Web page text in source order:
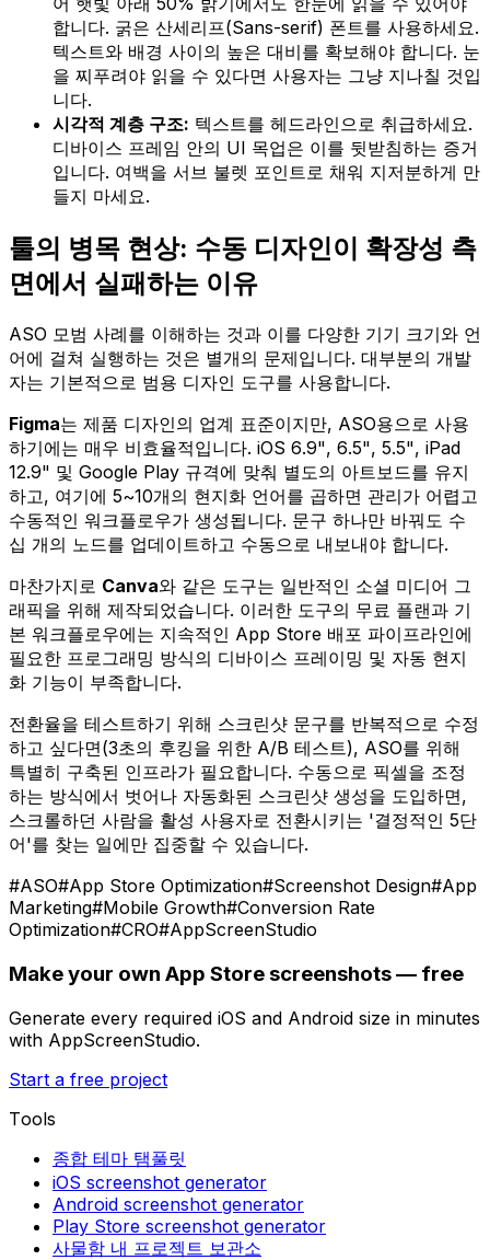
합니다. 굵은 산세리프(Sans-serif) 폰트를 사용하세요.
텍스트와 배경 사이의 높은 대비를 확보해야 합니다. 눈
을 찌푸려야 읽을 수 있다면 사용자는 그냥 지나칠 것입
니다.
시각적 계층 구조: 텍스트를 헤드라인으로 취급하세요.
디바이스 프레임 안의 UI 목업은 이를 뒷받침하는 증거
입니다. 여백을 서브 불렛 포인트로 채워 지저분하게 만
들지 마세요.
툴의 병목 현상: 수동 디자인이 확장성 측
면에서 실패하는 이유
ASO 모범 사례를 이해하는 것과 이를 다양한 기기 크기와 언
어에 걸쳐 실행하는 것은 별개의 문제입니다. 대부분의 개발
자는 기본적으로 범용 디자인 도구를 사용합니다.
Figma는 제품 디자인의 업계 표준이지만, ASO용으로 사용
하기에는 매우 비효율적입니다. iOS 6.9", 6.5", 5.5", iPad
12.9" 및 Google Play 규격에 맞춰 별도의 아트보드를 유지
하고, 여기에 5~10개의 현지화 언어를 곱하면 관리가 어렵고
수동적인 워크플로우가 생성됩니다. 문구 하나만 바꿔도 수
십 개의 노드를 업데이트하고 수동으로 내보내야 합니다.
마찬가지로 Canva와 같은 도구는 일반적인 소셜 미디어 그
래픽을 위해 제작되었습니다. 이러한 도구의 무료 플랜과 기
본 워크플로우에는 지속적인 App Store 배포 파이프라인에
필요한 프로그래밍 방식의 디바이스 프레이밍 및 자동 현지
화 기능이 부족합니다.
전환율을 테스트하기 위해 스크린샷 문구를 반복적으로 수정
하고 싶다면(3초의 후킹을 위한 A/B 테스트), ASO를 위해
특별히 구축된 인프라가 필요합니다. 수동으로 픽셀을 조정
하는 방식에서 벗어나 자동화된 스크린샷 생성을 도입하면,
스크롤하던 사람을 활성 사용자로 전환시키는 '결정적인 5단
어'를 찾는 일에만 집중할 수 있습니다.
#ASO#App Store Optimization#Screenshot Design#App
Marketing#Mobile Growth#Conversion Rate
Optimization#CRO#AppScreenStudio
Make your own App Store screenshots — free
Generate every required iOS and Android size in minutes
with AppScreenStudio.
Start a free project
Tools
종합 테마 탬풀릿
iOS screenshot generator
Android screenshot generator
Play Store screenshot generator
사물함 내 프로젝트 보관소